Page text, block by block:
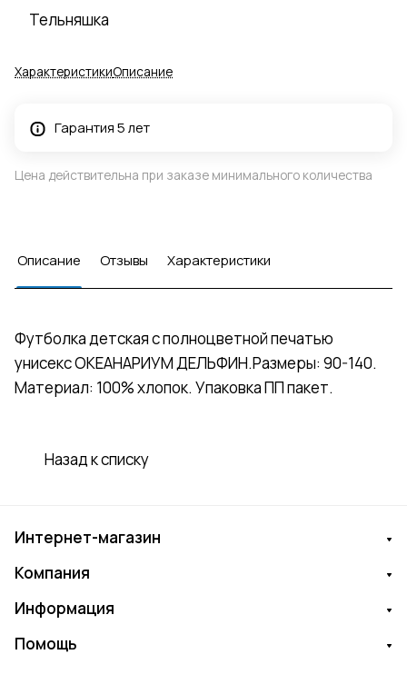
Тельняшка
ХарактеристикиОписание
Гарантия 5 лет
Цена действительна при заказе минимального количества
Описание Отзывы Характеристики
Футболка детская с полноцветной печатью
унисекс ОКЕАНАРИУМ ДЕЛЬФИН.Размеры: 90-140.
Материал: 100% хлопок. Упаковка ПП пакет.
Назад к списку
Интернет-магазин
Компания
Информация
Помощь